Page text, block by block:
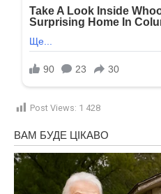
Post Views: 1 428